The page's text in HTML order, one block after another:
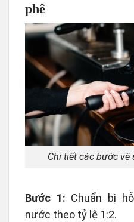
phê
Chi tiết các bước vệ
Bước 1: Chuẩn bị
nước theo tỷ lệ 1:2.